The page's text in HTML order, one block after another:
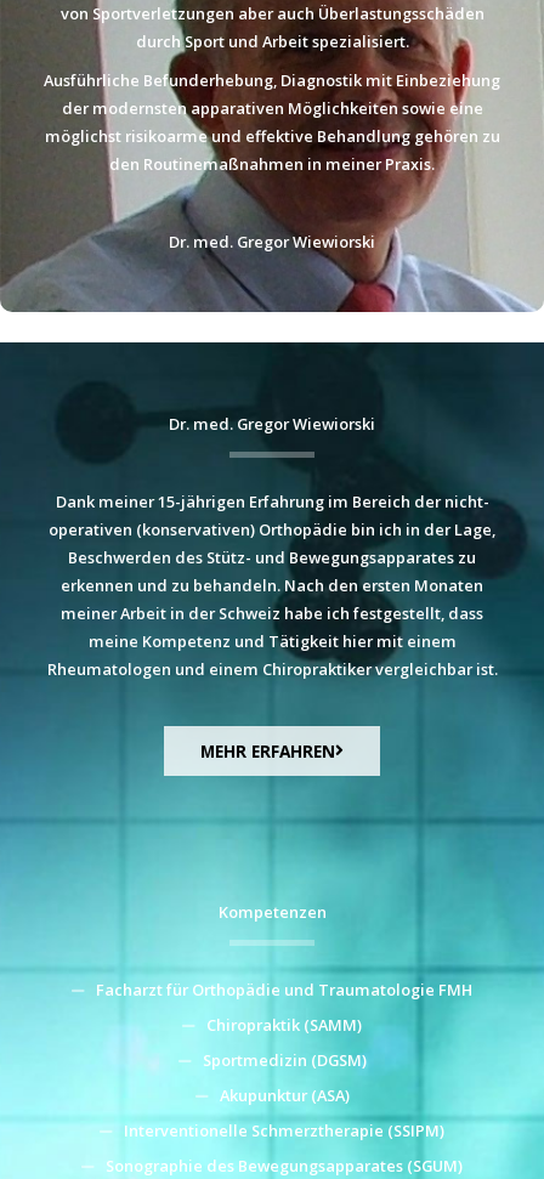
von Sportverletzungen aber auch Überlastungsschäden
durch Sport und Arbeit spezialisiert.
Ausführliche Befunderhebung, Diagnostik mit Einbeziehung
der modernsten apparativen Möglichkeiten sowie eine
möglichst risikoarme und effektive Behandlung gehören zu
den Routinemaßnahmen in meiner Praxis.
Dr. med. Gregor Wiewiorski
Dr. med. Gregor Wiewiorski
Dank meiner 15-jährigen Erfahrung im Bereich der nicht-
operativen (konservativen) Orthopädie bin ich in der Lage,
Beschwerden des Stütz- und Bewegungsapparates zu
erkennen und zu behandeln. Nach den ersten Monaten
meiner Arbeit in der Schweiz habe ich festgestellt, dass
meine Kompetenz und Tätigkeit hier mit einem
Rheumatologen und einem Chiropraktiker vergleichbar ist.
MEHR ERFAHREN
Kompetenzen
Facharzt für Orthopädie und Traumatologie FMH
Chiropraktik (SAMM)
Sportmedizin (DGSM)
Akupunktur (ASA)
Interventionelle Schmerztherapie (SSIPM)
Sonographie des Bewegungsapparates (SGUM)